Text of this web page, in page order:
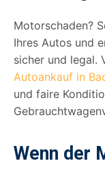
Motorschaden?
Ihres Autos und
sicher und legal.
Autoankauf in
und faire
Wenn der